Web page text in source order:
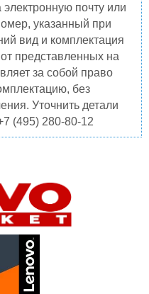
почту или
указанный при
вид и комплектация
представленных на
за собой право
без
Уточнить детали
(495) 280-80-12